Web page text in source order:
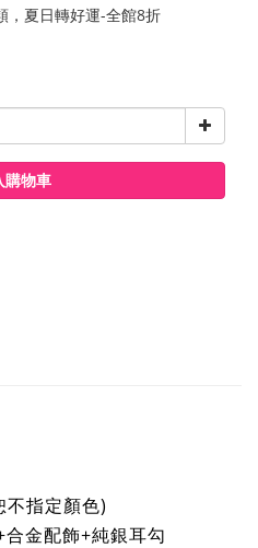
，夏日轉好運-全館8折
購物車
指定顏色)
金配飾+純銀耳勾